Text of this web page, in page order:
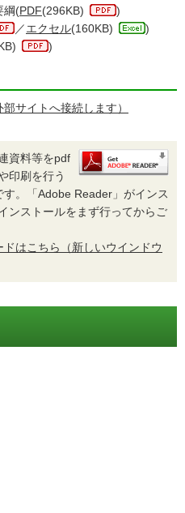
綱(PDF(296KB)
)
／エクセル(160KB)
)
)
サイトへ接続します）
資料等をpdf
印刷を行う
。「Adobe Reader」がインス
ンストールをまず行ってからご
ドはこちら（新しいウインドウ